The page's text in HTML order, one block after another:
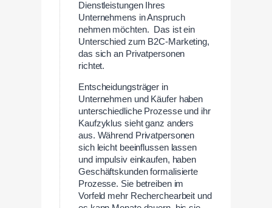
Dienstleistungen Ihres
Unternehmens in Anspruch
nehmen möchten. Das ist ein
Unterschied zum B2C-Marketing,
das sich an Privatpersonen
richtet.
Entscheidungsträger in
Unternehmen und Käufer haben
unterschiedliche Prozesse und ihr
Kaufzyklus sieht ganz anders
aus. Während Privatpersonen
sich leicht beeinflussen lassen
und impulsiv einkaufen, haben
Geschäftskunden formalisierte
Prozesse. Sie betreiben im
Vorfeld mehr Recherchearbeit und